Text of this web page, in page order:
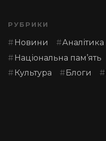
РУБРИКИ
Новини Аналітика
Національна пам’ять
Культура
Блоги